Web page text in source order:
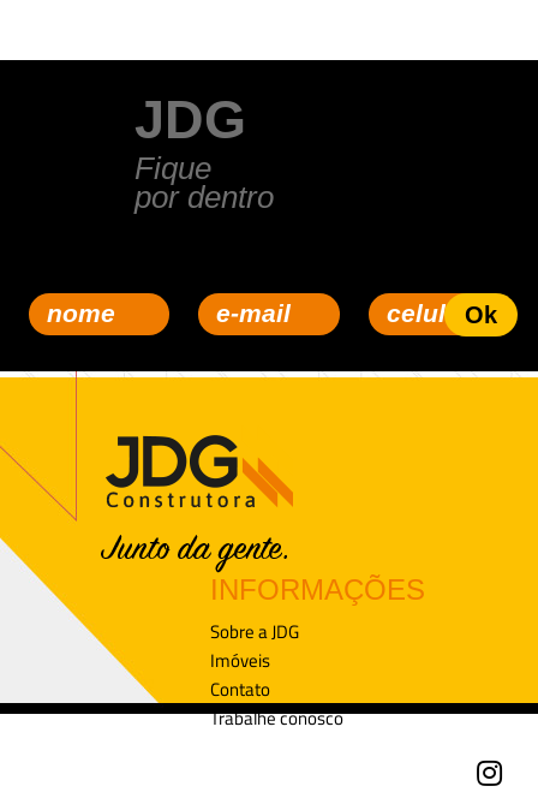
JDG
Fique
por dentro
INFORMAÇÕES
Sobre a JDG
Imóveis
Contato
Trabalhe conosco